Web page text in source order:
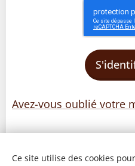
Avez-vous oublié votre
Ce site utilise des cookies